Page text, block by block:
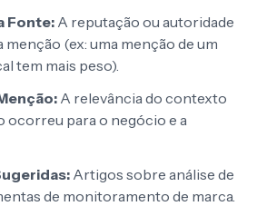
Fonte: A reputação ou autoridade
menção (ex: uma menção de um
tem mais peso).
A relevância do contexto
ocorreu para o negócio e a
Artigos sobre análise de
de monitoramento de marca.